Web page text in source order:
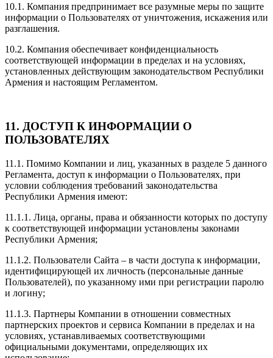
10.1. Компания предпринимает все разумные меры по защите
информации о Пользователях от уничтожения, искажения или
разглашения.
10.2. Компания обеспечивает конфиденциальность
соответствующей информации в пределах и на условиях,
установленных действующим законодательством Республики
Армения и настоящим Регламентом.
11. ДОСТУП К ИНФОРМАЦИИ О
ПОЛЬЗОВАТЕЛЯХ
11.1. Помимо Компании и лиц, указанных в разделе 5 данного
Регламента, доступ к информации о Пользователях, при
условии соблюдения требований законодательства
Республики Армения имеют:
11.1.1. Лица, органы, права и обязанности которых по доступу
к соответствующей информации установлены законами
Республики Армения;
11.1.2. Пользователи Сайта – в части доступа к информации,
идентифицирующей их личность (персональные данные
Пользователей), по указанному ими при регистрации паролю
и логину;
11.1.3. Партнеры Компании в отношении совместных
партнерских проектов и сервиса Компании в пределах и на
условиях, устанавливаемых соответствующими
официальными документами, определяющих их